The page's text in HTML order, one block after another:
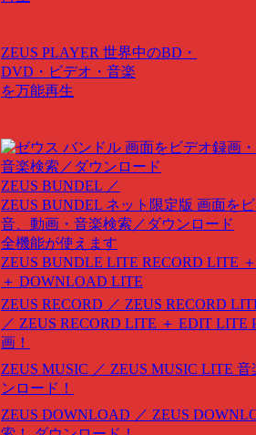
ZEUS PLAYER 世界中のBD・
DVD・ビデオ・音楽
を万能再生
ZEUS BUNDEL ／
ZEUS BUNDEL ネット限定版 画面を
音、動画・音楽検索／ダウンロード
全機能が使えます
ZEUS BUNDLE LITE RECORD LITE
＋ DOWNLOAD LITE
ZEUS RECORD ／ ZEUS RECORD
／ ZEUS RECORD LITE ＋ EDIT LITE
画！
ZEUS MUSIC ／ ZEUS MUSIC LITE 音
ンロード！
ZEUS DOWNLOAD ／ ZEUS